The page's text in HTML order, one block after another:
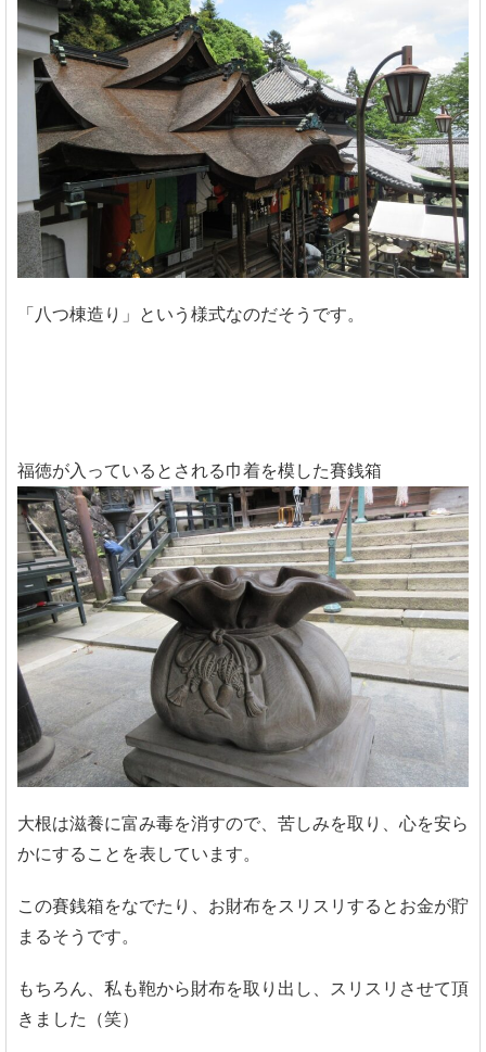
「八つ棟造り」という様式なのだそうです。
福徳が入っているとされる巾着を模した賽銭箱
大根は滋養に富み毒を消すので、苦しみを取り、心を安ら
かにすることを表しています。
この賽銭箱をなでたり、お財布をスリスリするとお金が貯
まるそうです。
もちろん、私も鞄から財布を取り出し、スリスリさせて頂
きました（笑）